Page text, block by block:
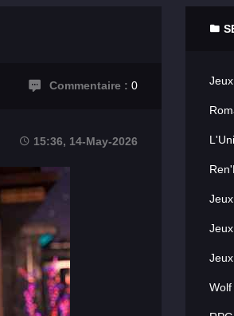
Commentaire : 0
15:36, 14-May-2026
Jeux
Wolf